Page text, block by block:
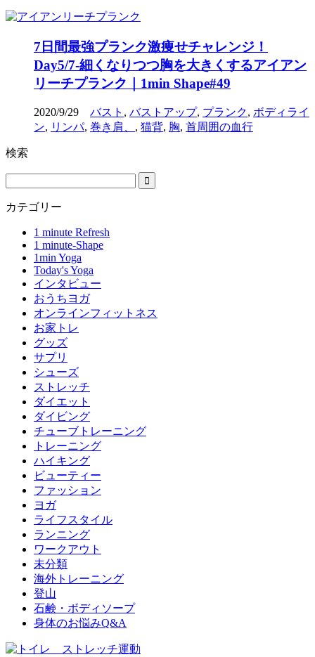
7日間最強プランク激痩せチャレンジ！
Day5/7-細くなりつつ胸を大きくするアイアン
リーチプランク｜1min Shape#49
2020/9/29 バスト , バストアップ, プランク, ボディライ
ン, リンパ, 巻き肩、 , 猫背, 胸, 首周囲の血行
検索
カテゴリー
1 minute Refresh
1 minute-Shape
1min Yoga
Today's Yoga
インタビュー
おうちヨガ
オンラインフィットネス
お家トレ
グッズ
サプリ
シューズ
ストレッチ
ダイエット
ダイビング
チューブトレーニング
トレーニング
ハイキング
ビューティー
ファッション
ヨガ
ライフスタイル
ランニング
ワークアウト
未分類
海外トレーニング
登山
石鹸・ボディソープ
身体のお悩みQ&A